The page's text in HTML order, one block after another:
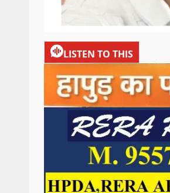
LISTEN TO THIS